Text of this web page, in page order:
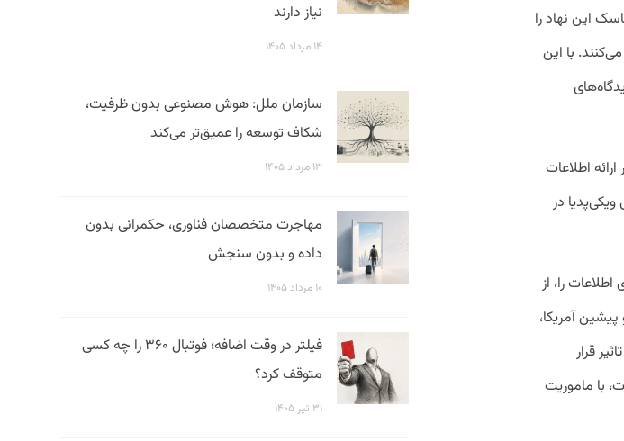
این نهاد را
با این
خواستار ارائه اطلاعات
در
را، از
آمریکا،
قرار
با ماموریت
نیاز دارند
۱۴ مرداد ۱۴۰۵
سازمان ملل: هوش مصنوعی بدون ظرفیت،
شکاف توسعه را عمیق‌تر می‌کند
۱۳ مرداد ۱۴۰۵
مهاجرت متخصصان فناوری، حکمرانی بدون
داده و بدون سنجش
۱۰ مرداد ۱۴۰۵
فیلتر در وقت اضافه؛ فوتبال ۳۶۰ را چه کسی
متوقف کرد؟
۳۱ تیر ۱۴۰۵